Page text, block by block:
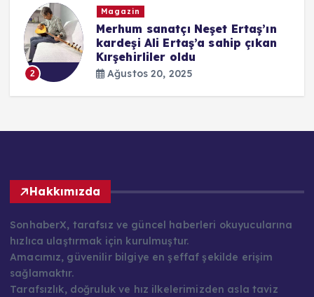
2
Magazin
Merhum sanatçı Neşet Ertaş’ın
kardeşi Ali Ertaş’a sahip çıkan
Kırşehirliler oldu
Ağustos 20, 2025
Hakkımızda
SonhaberX, tarafsız ve güncel haberleri okuyucularına
hızlıca ulaştırmak için kurulmuştur.
Amacımız, güvenilir bilgiye en şeffaf şekilde erişim
sağlamaktır.
Tarafsızlık, doğruluk ve hız ilkelerimizden asla taviz